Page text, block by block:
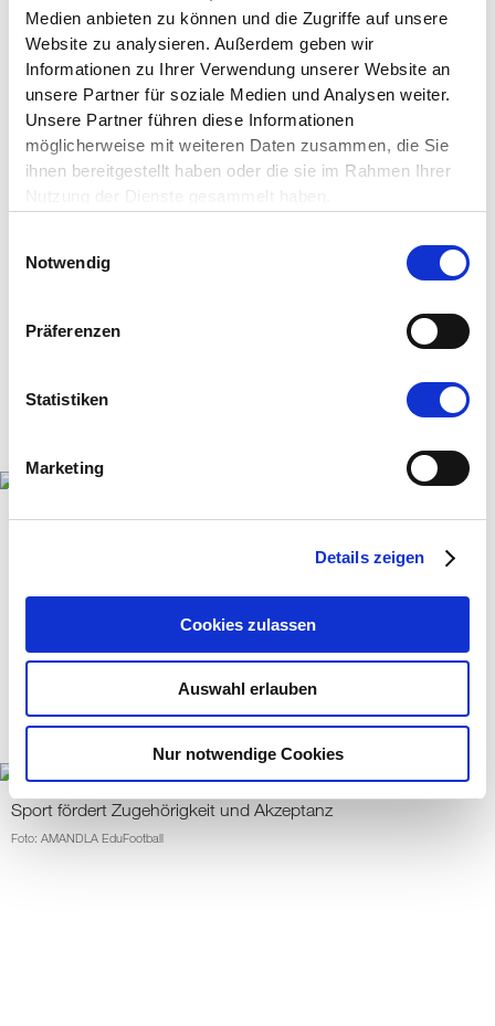
Medien anbieten zu können und die Zugriffe auf unsere
Website zu analysieren. Außerdem geben wir
Informationen zu Ihrer Verwendung unserer Website an
unsere Partner für soziale Medien und Analysen weiter.
Unsere Partner führen diese Informationen
möglicherweise mit weiteren Daten zusammen, die Sie
ihnen bereitgestellt haben oder die sie im Rahmen Ihrer
Nutzung der Dienste gesammelt haben.
Notwendig
Präferenzen
Statistiken
Marketing
Details zeigen
Cookies zulassen
Auswahl erlauben
Nur notwendige Cookies
Einrichtungen für Sport- und Bildungsangebote.
DieseSafe Hubssind Orte, an denen junge
Menschen sich sicher fühlen, wo sie Spaß am
Spiel haben und ihr persönliches Potenzial voll
entfalten können. Durch dieEduFootball
Programme lernen sie nicht nur zu flanken, zu
passen und zu köpfen. Sie trainieren durch den
Sport auch spielerisch ihre sozialen Fähigkeiten,
bedeutend sind: Fairness, echtes Teamwork,
Sozialkompetenzen und Fairplay stehen im
Auf dem Platz halten alle zusammen
Sport fördert Zugehörigkeit und Akzeptanz
Foto: AMANDLA EduFootball